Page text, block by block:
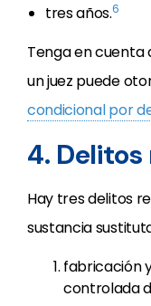
tres años.6
Tenga en cuenta
un juez puede
condicional por
4.
Hay tres delitos
sustancia
fabricación
controlada